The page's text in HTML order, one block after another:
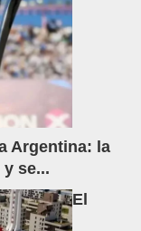
Argentina: la
se...
El